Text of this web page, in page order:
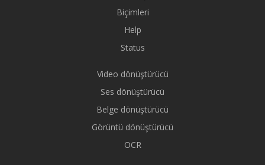
Biçimleri
Help
Status
Video dönüştürücü
Ses dönüştürücü
Belge dönüştürücü
Görüntü dönüştürücü
OCR